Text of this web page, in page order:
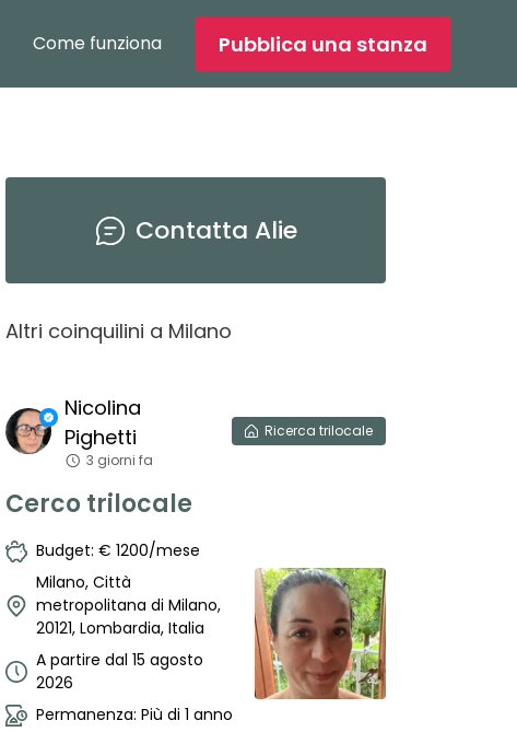
Come funziona Pubblica una stanza
Contatta Alie
Altri coinquilini a Milano
Nicolina
Pighetti
3 giorni fa
Ricerca trilocale
Cerco trilocale
Budget: € 1200/mese
Milano, Città
metropolitana di Milano,
20121, Lombardia, Italia
A partire dal 15 agosto
2026
Permanenza: Più di 1 anno